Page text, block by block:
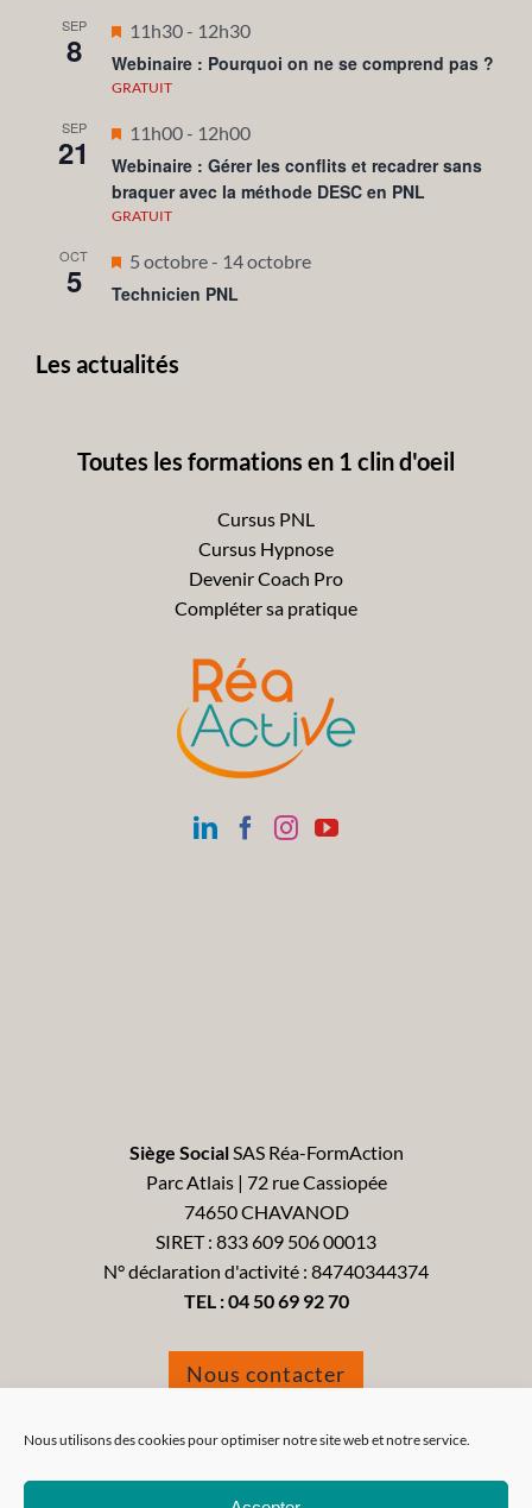
Nous utilisons des cookies pour optimiser notre site web et notre service.
SEP
8
Mis
en
avant
11h30- 12h30
Webinaire : Pourquoi on ne se comprend pas ?
GRATUIT
SEP
21
Mis
en
avant
11h00- 12h00
Webinaire : Gérer les conflits et recadrer sans
braquer avec la méthode DESC en PNL
GRATUIT
OCT
5
Mis
en
5 octobre- 14 octobre
Technicien PNL
Les actualités
Toutes les formations en 1 clin d'oeil
Cursus PNL
Cursus Hypnose
Devenir Coach Pro
Compléter sa pratique
Siège SocialSAS Réa-FormAction
Parc Atlais | 72 rue Cassiopée
74650 CHAVANOD
SIRET : 833 609 506 00013
N° déclaration d'activité : 84740344374
TEL :04 50 69 92 70
Nous contacter